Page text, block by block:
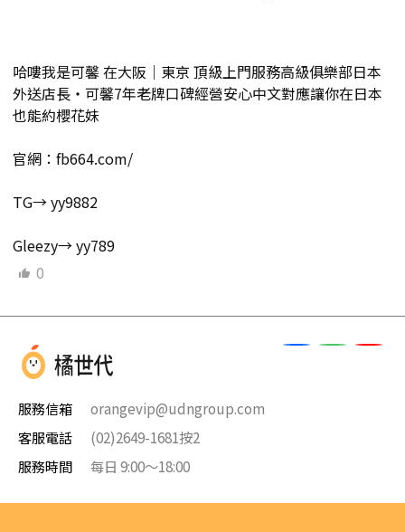
哈嘍我是可馨 在大阪｜東京 頂級上門服務高級俱樂部日本
外送店長・可馨7年老牌口碑經營安心中文對應讓你在日本
也能約櫻花妹
官網：fb664.com/
TG→ yy9882
Gleezy→ yy789
0
服務信箱
orangevip@udngroup.com
客服電話
(02)2649-1681按2
服務時間
每日 9:00～18:00